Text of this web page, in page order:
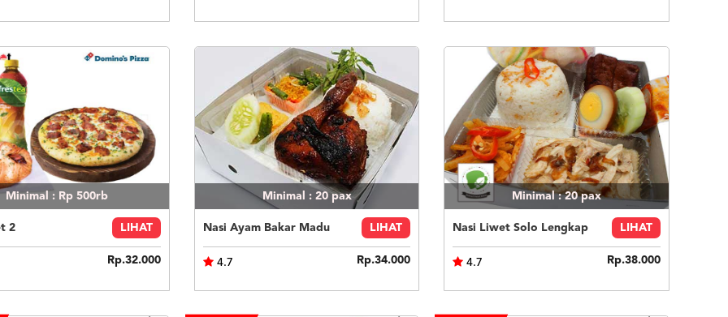
Minimal : Rp 500rb
2 LIHAT
Rp.32.000
Minimal : 20 pax
Nasi Ayam Bakar Madu LIHAT
4.7 Rp.34.000
Minimal : 20pax
Nasi Liwet Solo Lengkap LIHAT
4.7 Rp.38.000